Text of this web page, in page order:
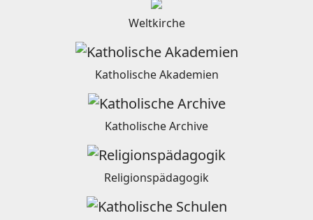
Weltkirche
Katholische Akademien
Katholische Archive
Religionspädagogik